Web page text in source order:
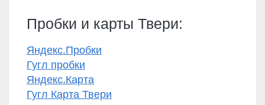
Пробки и карты Твери:
Яндекс.Пробки
Гугл пробки
Яндекс.Карта
Гугл Карта Твери